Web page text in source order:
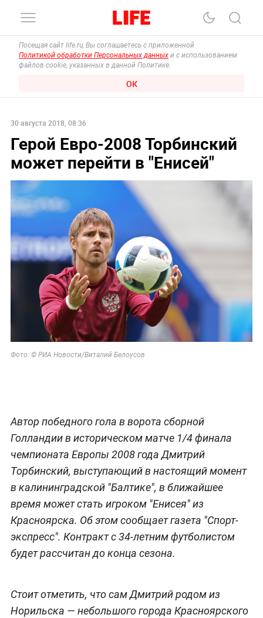
Посещая сайт life.ru, Вы соглашаетесь с приложенной
Политикой обработки Персональных данных и с использованием
файлов cookie, указанных в данной Политике.
ОК
30 августа 2018, 08:36
Герой Евро-2008 Торбинский
может перейти в "Енисей"
Фото: © РИА Новости/Виталий Белоусов
Автор победного гола в ворота сборной
Голландии в историческом матче 1/4 финала
чемпионата Европы 2008 года Дмитрий
Торбинский, выступающий в настоящий момент
в калининградской "Балтике", в ближайшее
время может стать игроком "Енисея" из
Красноярска. Об этом сообщает газета "Спорт-
экспресс". Контракт с 34-летним футболистом
будет рассчитан до конца сезона.
Стоит отметить, что сам Дмитрий родом из
Норильска — небольшого города Красноярского